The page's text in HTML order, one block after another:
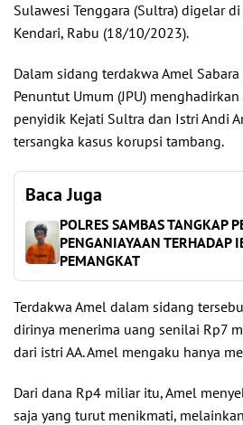
Sulawesi Tenggara (Sultra) digelar
Kendari, Rabu (18/10/2023).
Dalam sidang terdakwa Amel Sabara
Penuntut Umum (JPU)
penyidik Kejati Sultra dan Istri Andi
tersangka kasus korupsi tambang.
Baca Juga
POLRES SAMBAS TANGKAP
PENGANIAYAAN TERHADAP
PEMANGKAT
Terdakwa Amel dalam sidang
dirinya menerima uang senilai Rp7
dari istri AA. Amel mengaku hanya
Dari dana Rp4 miliar itu, Amel
saja yang turut menikmati,